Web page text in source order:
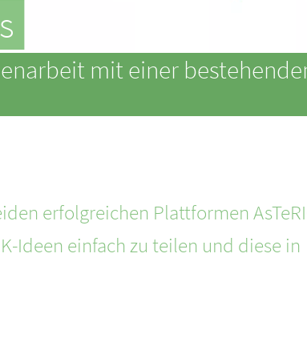
mit einer
erfolgreichen Plattformen
Ideen einfach zu teilen und diese in